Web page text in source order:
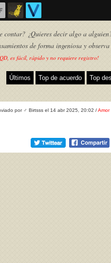
contar? ¿Quieres decir algo a
de forma ingeniosa y
es fácil, rápido y no requiere registro!
Últimos Top de acuerdo Top
por ♂ Birtsss el 14 abr 2025, 20:02 /Amor